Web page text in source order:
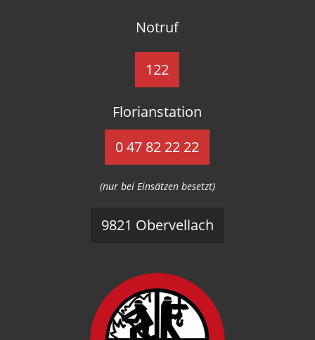
Notruf
122
Florianstation
0 47 82 22 22
(nur bei Einsätzen besetzt)
9821 Obervellach